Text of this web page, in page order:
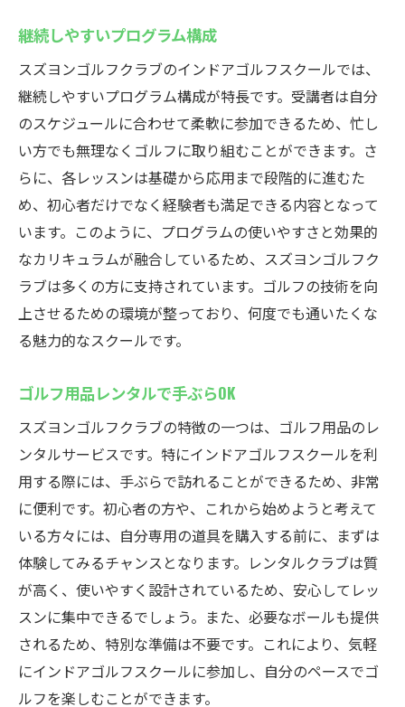
継続しやすいプログラム構成
スズヨンゴルフクラブのインドアゴルフスクールでは、
継続しやすいプログラム構成が特長です。受講者は自分
のスケジュールに合わせて柔軟に参加できるため、忙し
い方でも無理なくゴルフに取り組むことができます。さ
らに、各レッスンは基礎から応用まで段階的に進むた
め、初心者だけでなく経験者も満足できる内容となって
います。このように、プログラムの使いやすさと効果的
なカリキュラムが融合しているため、スズヨンゴルフク
ラブは多くの方に支持されています。ゴルフの技術を向
上させるための環境が整っており、何度でも通いたくな
る魅力的なスクールです。
ゴルフ用品レンタルで手ぶらOK
スズヨンゴルフクラブの特徴の一つは、ゴルフ用品のレ
ンタルサービスです。特にインドアゴルフスクールを利
用する際には、手ぶらで訪れることができるため、非常
に便利です。初心者の方や、これから始めようと考えて
いる方々には、自分専用の道具を購入する前に、まずは
体験してみるチャンスとなります。レンタルクラブは質
が高く、使いやすく設計されているため、安心してレッ
スンに集中できるでしょう。また、必要なボールも提供
されるため、特別な準備は不要です。これにより、気軽
にインドアゴルフスクールに参加し、自分のペースでゴ
ルフを楽しむことができます。